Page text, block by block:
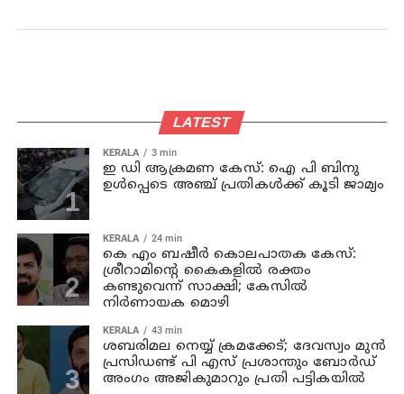
LATEST
KERALA 3 min
ഇ ഡി ആക്രമണ കേസ്: ഐ പി ബിനു
ഉള്‍പ്പെടെ അഞ്ച് പ്രതികള്‍ക്ക് കൂടി ജാമ്യം
KERALA 24 min
കെ എം ബഷീര്‍ കൊലപാതക കേസ്:
ശ്രീറാമിന്റെ കൈകളില്‍ രക്തം
കണ്ടുവെന്ന് സാക്ഷി; കേസില്‍
നിര്‍ണായക മൊഴി
KERALA 43 min
ശബരിമല നെയ്യ് ക്രമക്കേട്; ദേവസ്വം മുന്‍
പ്രസിഡണ്ട് പി എസ് പ്രശാന്തും ബോര്‍ഡ്
അംഗം അജികുമാറും പ്രതി പട്ടികയിൽ